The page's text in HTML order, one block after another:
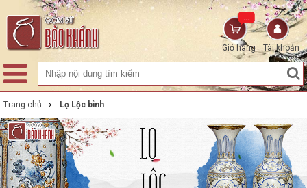
Tài khoản
Giỏ hàng
...
Trang chủ Lọ Lộc bình